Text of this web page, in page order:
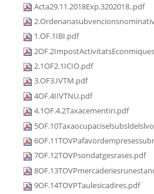
Acta29.11.2018Exp.3202018..pdf
1.OF.1IBI.pdf
2.1OF2.1ICIO.pdf
3.OF3.IVTM.pdf
4OF.4IIVTNU.pdf
4.1OF.4.2Taxacementiri.pdf
7OF.12TOVPsondatgesrases.pdf
9OF.14TOVPTaulesicadires.pdf